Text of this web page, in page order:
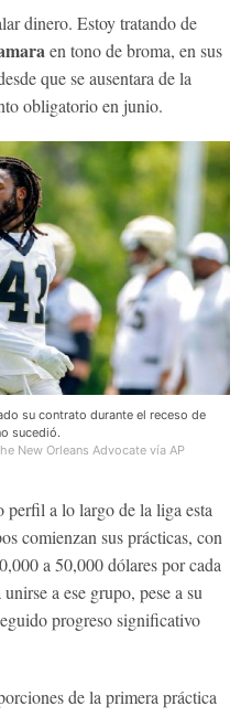
dinero. Estoy tratando de
en tono de broma, en sus
que se ausentara de la
obligatorio en junio.
su contrato durante el receso de
sucedió.
New Orleans Advocate vía AP
a lo largo de la liga esta
comienzan sus prácticas, con
a 50,000 dólares por cada
a ese grupo, pese a su
progreso significativo
de la primera práctica